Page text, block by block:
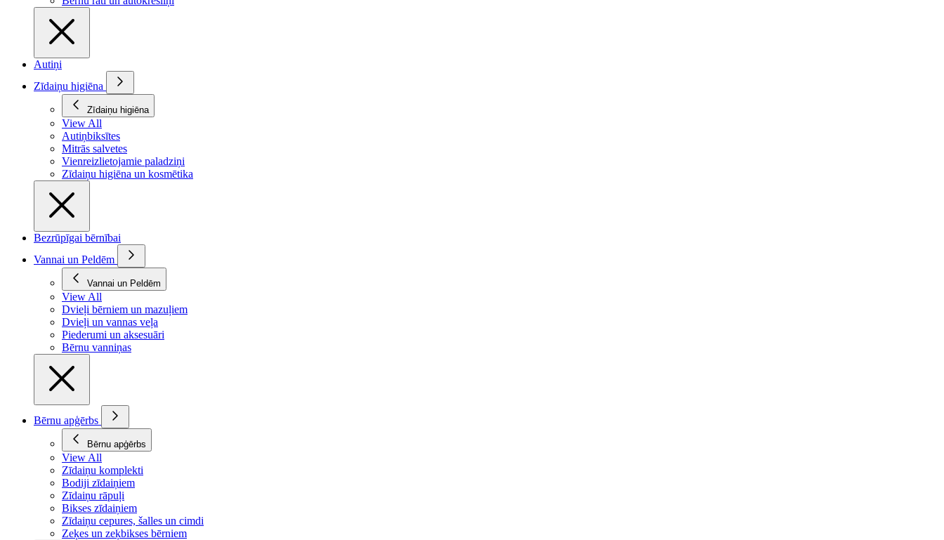
Autiņi
Zīdaiņu higiēna
Zīdaiņu higiēna
View All
Autiņbiksītes
Mitrās salvetes
Vienreizlietojamie paladziņi
Zīdaiņu higiēna un kosmētika
Bezrūpīgai bērnībai
Vannai un Peldēm
Vannai un Peldēm
View All
Dvieļi bērniem un mazuļiem
Dvieļi un vannas veļa
Piederumi un aksesuāri
Bērnu vanniņas
Bērnu apģērbs
Bērnu apģērbs
View All
Zīdaiņu komplekti
Bodiji zīdaiņiem
Zīdaiņu rāpuļi
Bikses zīdaiņiem
Zīdaiņu cepures, šalles un cimdi
Zeķes un zeķbikses bērniem